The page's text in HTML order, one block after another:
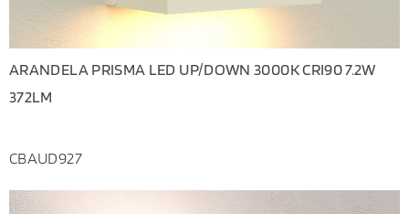
ARANDELA PRISMA LED UP/DOWN 3000K CRI90 7.2W
372LM
CBAUD927